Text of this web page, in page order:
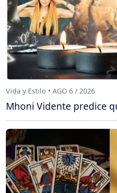
Vida y Estilo • AGO 6 / 2026
Mhoni Vidente predice